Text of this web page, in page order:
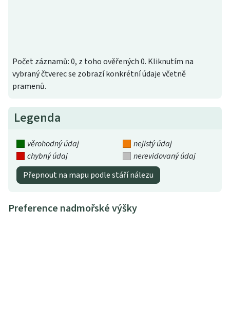
Počet záznamů: 0, z toho ověřených 0. Kliknutím na
vybraný čtverec se zobrazí konkrétní údaje včetně
pramenů.
Legenda
věrohodný údaj
nejistý údaj
chybný údaj
nerevidovaný údaj
Přepnout na mapu podle stáří nálezu
Preference nadmořské výšky